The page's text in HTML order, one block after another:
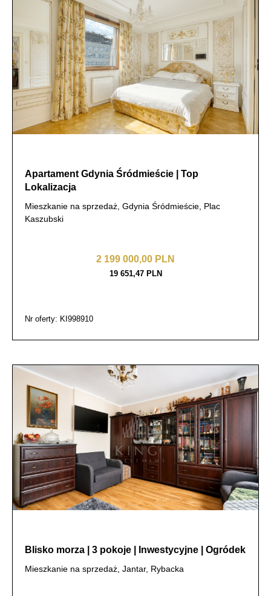
Apartament Gdynia Śródmieście | Top
Lokalizacja
Mieszkanie na sprzedaż, Gdynia Śródmieście, Plac
Kaszubski
2 199 000,00 PLN
19 651,47 PLN
Nr oferty: KI998910
Blisko morza | 3 pokoje | Inwestycyjne | Ogródek
Mieszkanie na sprzedaż, Jantar, Rybacka